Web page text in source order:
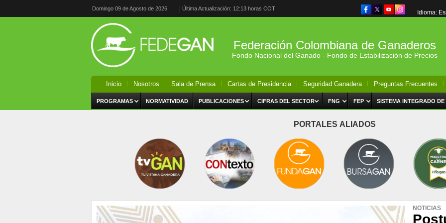
Domingo 09 de Agosto de 2026 Última Actualización: 12:13 horas COT
Idioma:
Federación Colombiana de Ganaderos
Fondo Nacional del Ganado - Fondo de Estabilización de Precios
Inicio Nosotros Sala de Prensa Cartas de Presidencia Seguridad Ganadera Preguntas Frecuentes
PROGRAMAS NORMATIVIDAD PUBLICACIONES CIFRAS DEL SECTOR FNG FEP SISTEMA INTEGRADO DE
PORTALES ALIADOS
NOTICIAS